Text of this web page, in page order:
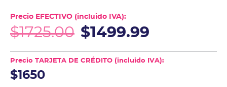
Precio EFECTIVO (incluido IVA):
$1725.00 $1499.99
Precio TARJETA DE CRÉDITO (incluido IVA):
$1650